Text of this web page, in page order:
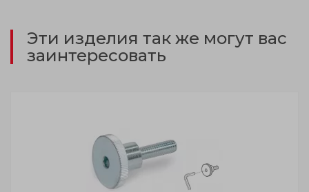
Эти изделия так же могут вас
заинтересовать